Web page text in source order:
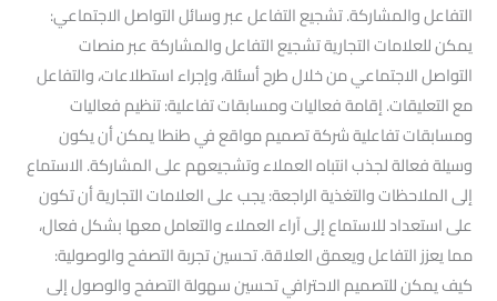
التفاعل والمشاركة. تشجيع التفاعل عبر وسائل التواصل الاجتماعي:
يمكن للعلامات التجارية تشجيع التفاعل والمشاركة عبر منصات
التواصل الاجتماعي من خلال طرح أسئلة، وإجراء استطلاعات، والتفاعل
مع التعليقات. إقامة فعاليات ومسابقات تفاعلية: تنظيم فعاليات
ومسابقات تفاعلية شركة تصميم مواقع في طنطا يمكن أن يكون
وسيلة فعالة لجذب انتباه العملاء وتشجيعهم على المشاركة. الاستماع
إلى الملاحظات والتغذية الراجعة: يجب على العلامات التجارية أن تكون
على استعداد للاستماع إلى آراء العملاء والتعامل معها بشكل فعال،
مما يعزز التفاعل ويعمق العلاقة. تحسين تجربة التصفح والوصولية:
كيف يمكن للتصميم الاحترافي تحسين سهولة التصفح والوصول إلى